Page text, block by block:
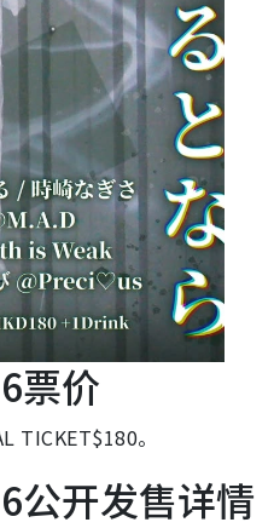
票价
TICKET$180。
公开发售详情